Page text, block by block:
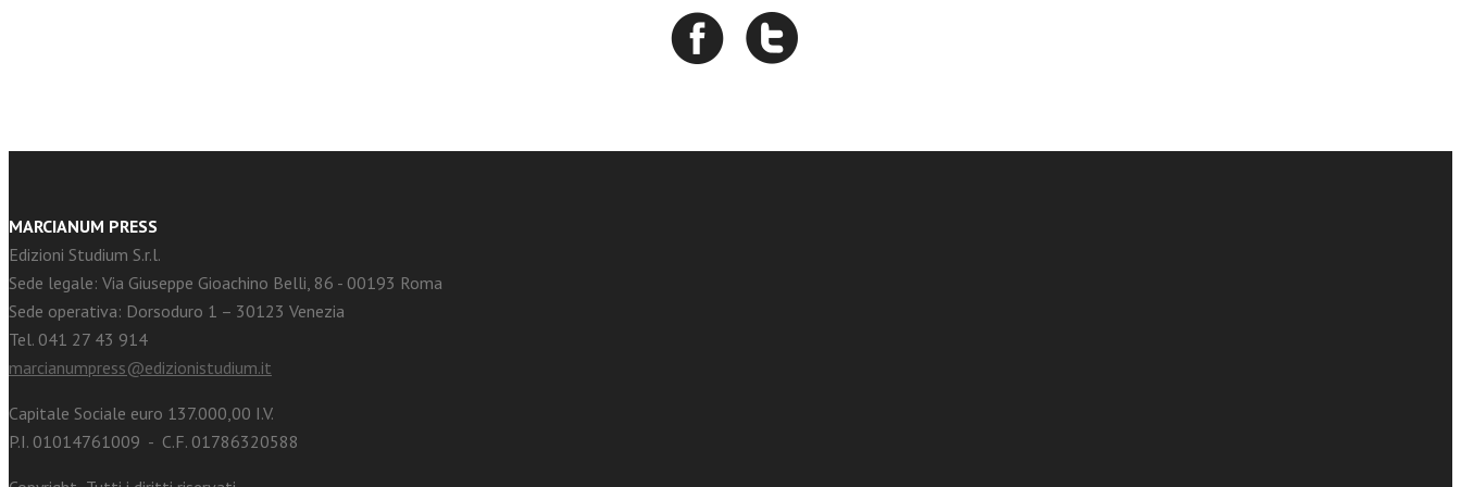
MARCIANUM PRESS
Edizioni Studium S.r.l.
Sede legale: Via Giuseppe Gioachino Belli, 86 - 00193 Roma
Sede operativa: Dorsoduro 1 – 30123 Venezia
Tel. 041 27 43 914
marcianumpress@edizionistudium.it
Capitale Sociale euro 137.000,00 I.V.
P.I. 01014761009 - C.F. 01786320588